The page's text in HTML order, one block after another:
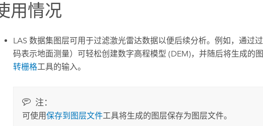
用情况
LAS 数据集图层可用于过滤激光雷达数据以便后续分析。例如，通过
码表示地面测量）可轻松创建数字高程模型 (DEM)，并随后将生成的
转栅格工具的输入。
注：
可使用保存到图层文件工具将生成的图层保存为图层文件。